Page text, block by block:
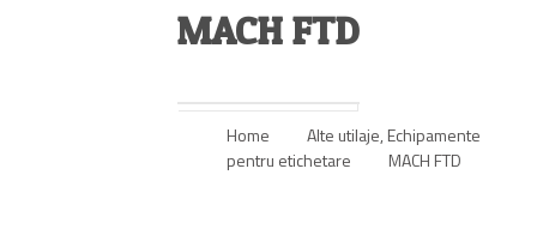
MACH FTD
Home Alte utilaje, Echipamente
pentru etichetare
MACH FTD